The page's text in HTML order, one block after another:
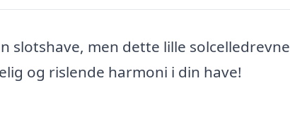
slotshave, men dette lille solcelledrevne
og rislende harmoni i din have!